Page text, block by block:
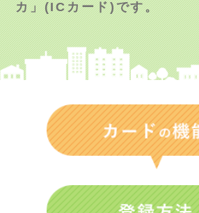
カ」(ICカード)です。